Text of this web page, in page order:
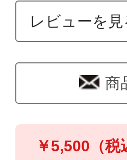
レビューを
商
￥5,500（